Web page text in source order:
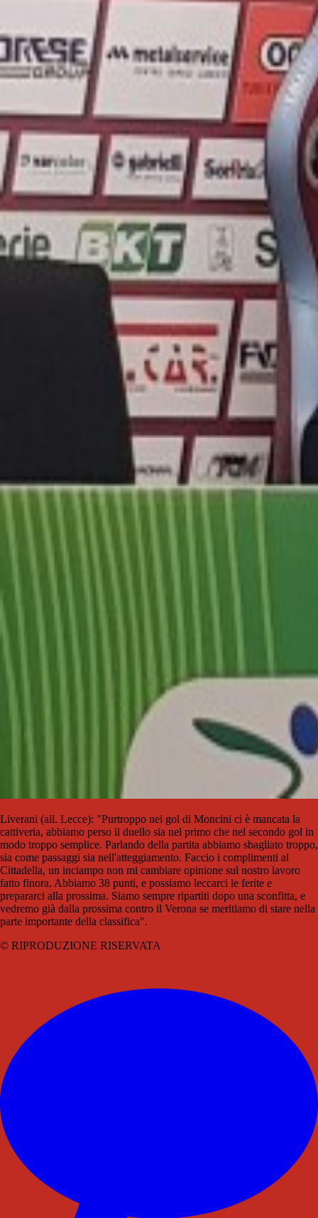
Liverani (all. Lecce): "Purtroppo nei gol di Moncini ci è mancata la
cattiveria, abbiamo perso il duello sia nel primo che nel secondo gol in
modo troppo semplice. Parlando della partita abbiamo sbagliato troppo,
sia come passaggi sia nell'atteggiamento. Faccio i complimenti al
Cittadella, un inciampo non mi cambiare opinione sul nostro lavoro
fatto finora. Abbiamo 38 punti, e possiamo leccarci le ferite e
prepararci alla prossima. Siamo sempre ripartiti dopo una sconfitta, e
vedremo già dalla prossima contro il Verona se meritiamo di stare nella
parte importante della classifica".
© RIPRODUZIONE RISERVATA